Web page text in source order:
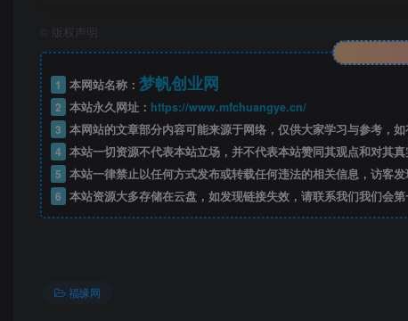
版权声明
1 本网站名称： 梦帆创业网
2 本站永久网址： https://www.mfchuangye.cn/
3 本网站的文章部分内容可能来源于网络，仅供大家学习与参考，
4 本站一切资源不代表本站立场，并不代表本站赞同其观点和对其真
5 本站一律禁止以任何方式发布或转载任何违法的相关信息，访客
6 本站资源大多存储在云盘，如发现链接失效，请联系我们我们会第
福缘网